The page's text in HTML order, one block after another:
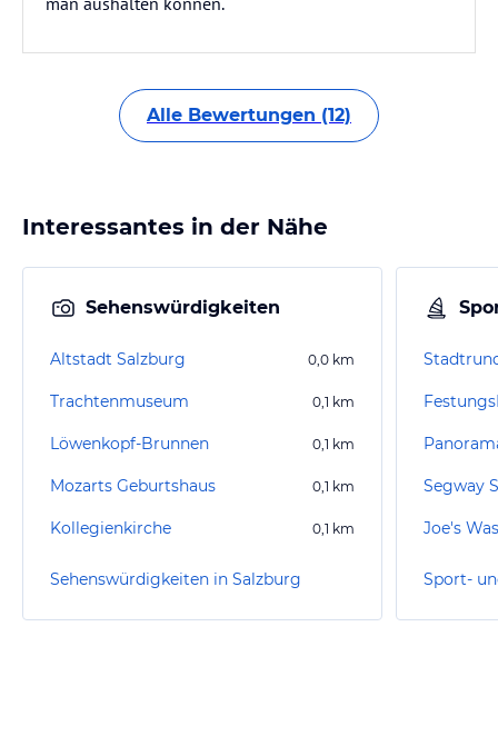
Alle Bewertungen (12)
Interessantes in der Nähe
Sehenswürdigkeiten
Altstadt Salzburg 0,0 km
Trachtenmuseum 0,1 km
Löwenkopf-Brunnen 0,1 km
Mozarts Geburtshaus 0,1 km
Kollegienkirche 0,1 km
Sehenswürdigkeiten in Salzburg
Segway